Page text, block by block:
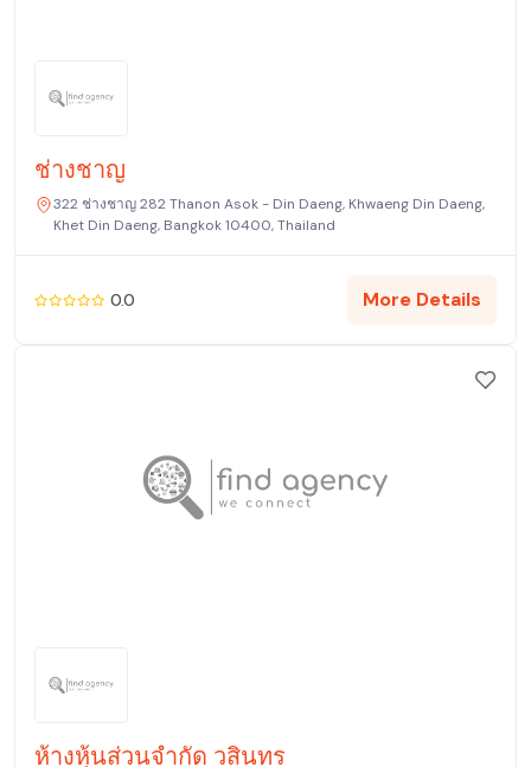
ช่างชาญ
322 ช่างชาญ 282 Thanon Asok - Din Daeng, Khwaeng Din Daeng,
Khet Din Daeng, Bangkok 10400, Thailand
0.0 More Details
ห้างหุ้นส่วนจำกัด วสินทร